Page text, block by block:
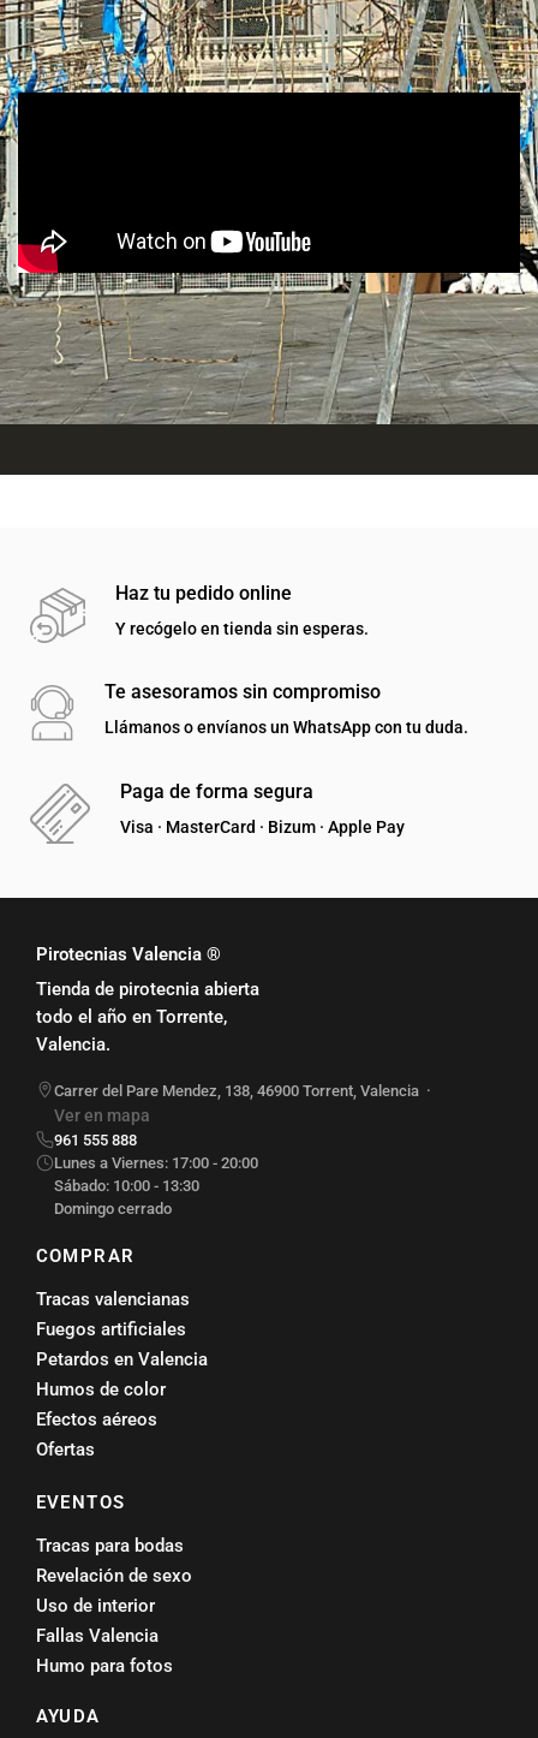
Haz tu pedido online
Y recógelo en tienda sin esperas.
Te asesoramos sin compromiso
Llámanos o envíanos un WhatsApp con tu duda.
Paga de forma segura
Visa · MasterCard · Bizum · Apple Pay
Pirotecnias Valencia ®
Tienda de pirotecnia abierta
todo el año en Torrente,
Valencia.
Carrer del Pare Mendez, 138, 46900 Torrent, Valencia ·
Ver en mapa
961 555 888
Lunes a Viernes: 17:00 - 20:00
Sábado: 10:00 - 13:30
Domingo cerrado
COMPRAR
Tracas valencianas
Fuegos artificiales
Petardos en Valencia
Humos de color
Efectos aéreos
Ofertas
EVENTOS
Tracas para bodas
Revelación de sexo
Uso de interior
Fallas Valencia
Humo para fotos
AYUDA